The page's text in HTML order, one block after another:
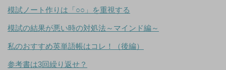
模試ノート作りは「○○」を重視する
模試の結果が悪い時の対処法～マインド編～
私のおすすめ英単語帳はコレ！（後編）
参考書は3回繰り返せ？